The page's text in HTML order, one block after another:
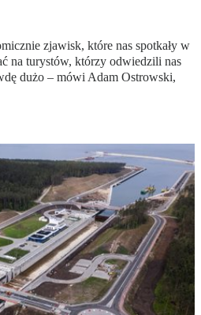
zjawisk, które nas spotkały w
na turystów, którzy odwiedzili nas
dużo – mówi Adam Ostrowski,